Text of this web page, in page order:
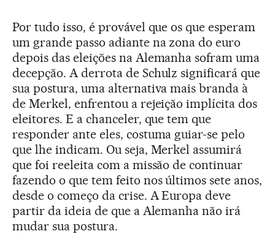
Por tudo isso, é provável que os que esperam
um grande passo adiante na zona do euro
depois das eleições na Alemanha sofram uma
decepção. A derrota de Schulz significará que
sua postura, uma alternativa mais branda à
de Merkel, enfrentou a rejeição implícita dos
eleitores. E a chanceler, que tem que
responder ante eles, costuma guiar-se pelo
que lhe indicam. Ou seja, Merkel assumirá
que foi reeleita com a missão de continuar
fazendo o que tem feito nos últimos sete anos,
desde o começo da crise. A Europa deve
partir da ideia de que a Alemanha não irá
mudar sua postura.